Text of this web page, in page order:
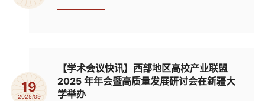
19
2025/09
【学术会议快讯】西部地区高校产业联盟
2025 年年会暨高质量发展研讨会在新疆大
学举办